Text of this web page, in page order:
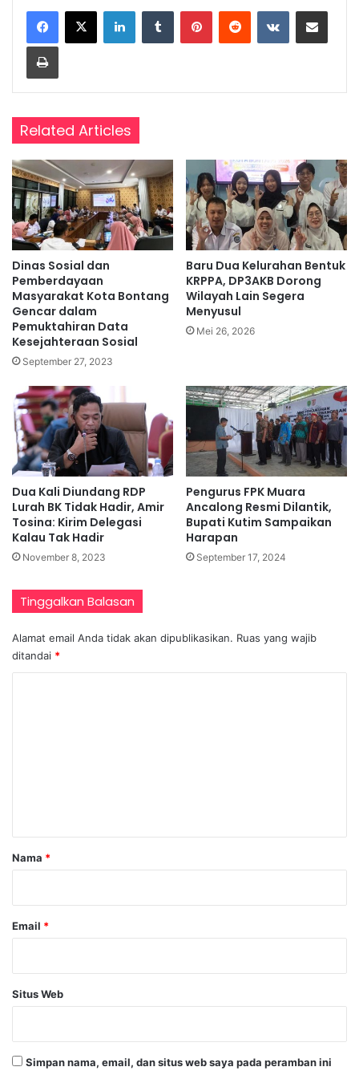
Related Articles
Dinas Sosial dan
Pemberdayaan
Masyarakat Kota Bontang
Gencar dalam
Pemuktahiran Data
Kesejahteraan Sosial
September 27, 2023
Baru Dua Kelurahan Bentuk
KRPPA, DP3AKB Dorong
Wilayah Lain Segera
Menyusul
Mei 26, 2026
Dua Kali Diundang RDP
Lurah BK Tidak Hadir, Amir
Tosina: Kirim Delegasi
Kalau Tak Hadir
November 8, 2023
Pengurus FPK Muara
Ancalong Resmi Dilantik,
Bupati Kutim Sampaikan
Harapan
September 17, 2024
Tinggalkan Balasan
Alamat email Anda tidak akan dipublikasikan. Ruas yang wajib
ditandai *
r
Nama *
Email *
Situs Web
Simpan nama, email, dan situs web saya pada peramban ini